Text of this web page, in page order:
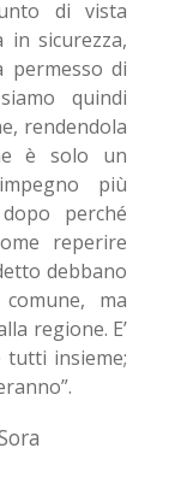
di vista
in sicurezza,
permesso di
quindi
rendendola
è solo un
più
perché
reperire
debbano
ma
regione. E’
insieme;